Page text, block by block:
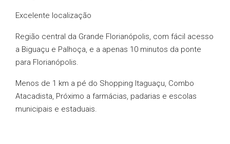
Excelente localização
Região central da Grande Florianópolis, com fácil acesso
a Biguaçu e Palhoça, e a apenas 10 minutos da ponte
para Florianópolis.
Menos de 1 km a pé do Shopping Itaguaçu, Combo
Atacadista, Próximo a farmácias, padarias e escolas
municipais e estaduais.